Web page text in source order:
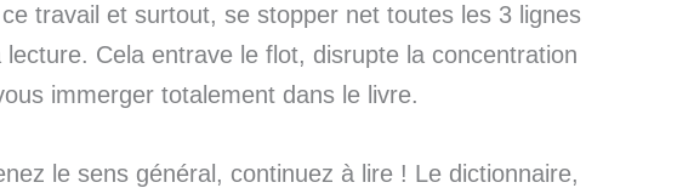
travail et surtout, se stopper net toutes les 3 lignes
Cela entrave le flot, disrupte la concentration
immerger totalement dans le livre.
le sens général, continuez à lire ! Le dictionnaire,